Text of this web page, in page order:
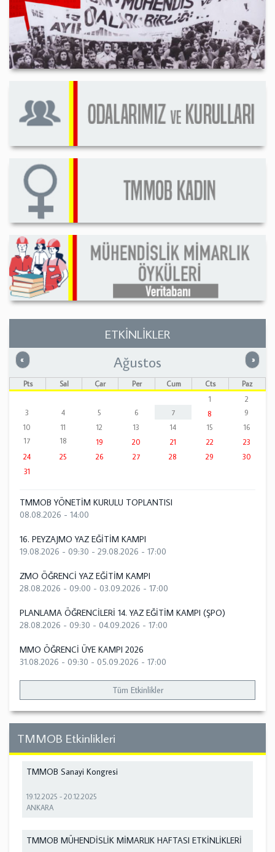
ETKİNLİKLER
« Önceki »
Ağustos
Pts Sal Çar Per Cum Cts
Paz
1
2
3
4 5 6 7 8
9
10
11 12 13 14 15
16
17
18 19 20 21 22
23
24
25 26 27 28 29
30
31
TMMOB YÖNETİM KURULU TOPLANTISI
08.08.2026 - 14:00
16. PEYZAJMO YAZ EĞİTİM KAMPI
19.08.2026 - 09:30 - 29.08.2026 - 17:00
ZMO ÖĞRENCİ YAZ EĞİTİM KAMPI
28.08.2026 - 09:00 - 03.09.2026 - 17:00
PLANLAMA ÖĞRENCİLERİ 14. YAZ EĞİTİM KAMPI (ŞPO)
28.08.2026 - 09:30 - 04.09.2026 - 17:00
MMO ÖĞRENCİ ÜYE KAMPI 2026
31.08.2026 - 09:30 - 05.09.2026 - 17:00
Tüm Etkinlikler
TMMOB Etkinlikleri
TMMOB Sanayi Kongresi
19.12.2025 -20.12.2025
ANKARA
TMMOB MÜHENDİSLİK MİMARLIK HAFTASI ETKİNLİKLERİ